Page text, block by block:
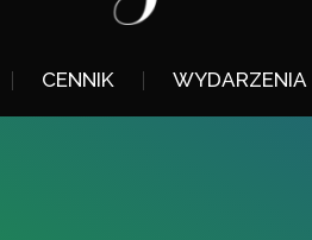
CENNIK WYDARZENIA